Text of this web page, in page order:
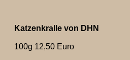
Katzenkralle von DHN
100g 12,50 Euro